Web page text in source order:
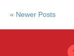
« Newer Posts